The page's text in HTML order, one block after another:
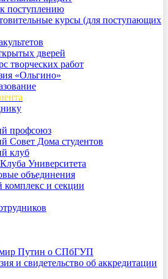
поступлению
курсы (для поступающих
дверей
творческих работ
«Ольгино»
профсоюз
Совет Дома студентов
клуб
Университета
объединения
и секции
Путин о СПбГУП
и свидетельство об аккредитации